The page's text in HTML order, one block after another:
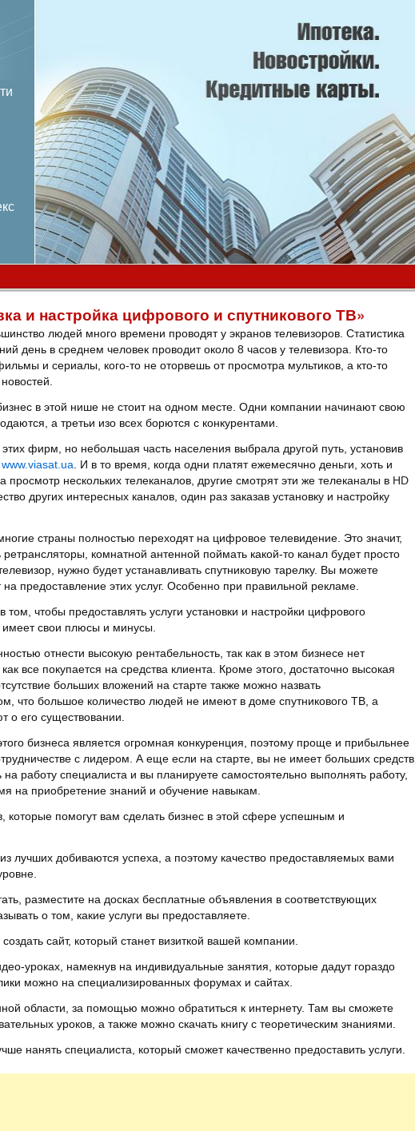
и настройка цифрового и спутникового ТВ»
людей много времени проводят у экранов телевизоров. Статистика
день в среднем человек проводит около 8 часов у телевизора. Кто-то
и сериалы, кого-то не оторвешь от просмотра мультиков, а кто-то
в этой нише не стоит на одном месте. Одни компании начинают свою
а третьи изо всех борются с конкурентами.
фирм, но небольшая часть населения выбрала другой путь, установив
www.viasat.ua . И в то время, когда одни платят ежемесячно деньги, хоть и
просмотр нескольких телеканалов, другие смотрят эти же телеканалы в HD
других интересных каналов, один раз заказав установку и настройку
страны полностью переходят на цифровое телевидение. Это значит,
ретрансляторы, комнатной антенной поймать какой-то канал будет просто
нужно будет устанавливать спутниковую тарелку. Вы можете
на предоставление этих услуг. Особенно при правильной рекламе.
том, чтобы предоставлять услуги установки и настройки цифрового
свои плюсы и минусы.
отнести высокую рентабельность, так как в этом бизнесе нет
все покупается на средства клиента. Кроме этого, достаточно высокая
больших вложений на старте также можно назвать
что большое количество людей не имеют в доме спутникового ТВ, а
о его существовании.
бизнеса является огромная конкуренция, поэтому проще и прибыльнее
с лидером. А еще если на старте, вы не имеет больших средств
работу специалиста и вы планируете самостоятельно выполнять работу,
на приобретение знаний и обучение навыкам.
которые помогут вам сделать бизнес в этой сфере успешным и
лучших добиваются успеха, а поэтому качество предоставляемых вами
разместите на досках бесплатные объявления в соответствующих
о том, какие услуги вы предоставляете.
сайт, который станет визиткой вашей компании.
уроках, намекнув на индивидуальные занятия, которые дадут гораздо
можно на специализированных форумах и сайтах.
области, за помощью можно обратиться к интернету. Там вы сможете
уроков, а также можно скачать книгу с теоретическим знаниями.
нанять специалиста, который сможет качественно предоставить услуги.